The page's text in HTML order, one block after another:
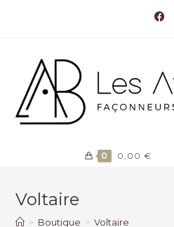
0 0,00 €
Voltaire
> Boutique > Voltaire